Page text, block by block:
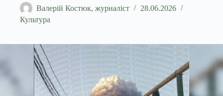
Валерій Костюк, журналіст
28.06.2026
Культура